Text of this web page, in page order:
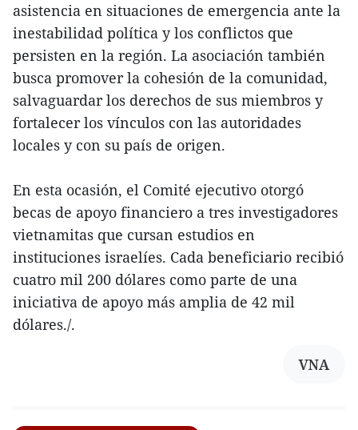
asistencia en situaciones de emergencia ante la
inestabilidad política y los conflictos que
persisten en la región. La asociación también
busca promover la cohesión de la comunidad,
salvaguardar los derechos de sus miembros y
fortalecer los vínculos con las autoridades
locales y con su país de origen.
En esta ocasión, el Comité ejecutivo otorgó
becas de apoyo financiero a tres investigadores
vietnamitas que cursan estudios en
instituciones israelíes. Cada beneficiario recibió
cuatro mil 200 dólares como parte de una
iniciativa de apoyo más amplia de 42 mil
dólares./.
VNA